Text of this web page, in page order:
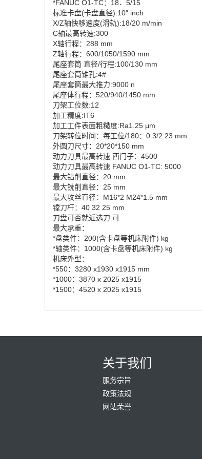
*FANUC O1-TC：18．5/15
标准卡盘(卡盘直径):10″ inch
X/Z轴快移速度(滑轨):18/20 m/min
C轴最高转速:300
X轴行程：288 mm
Z轴行程：600/1050/1590 mm
尾座套筒 直径/行程:100/130 mm
尾座套筒锥孔:4#
尾座套筒最大推力:9000 n
尾座体行程：520/940/1450 mm
刀架工位数:12
加工精度:IT6
加工工件表面粗糙度:Ra1.25 μm
刀架转位时间：每工位/180：0.3/2.23 mm
外圆刀尺寸：20*20*150 mm
动力刀具最高转速 西门子：4500
动力刀具最高转速 FANUC O1-TC: 5000
最大钻削直径：20 mm
最大铣削直径：25 mm
最大攻丝直径：M16*2 M24*1.5 mm
镗刀杆：40 32 25 mm
刀盘可否就近选刀:可
最大承重：
*盘类件：200(含卡盘等机床附件) kg
*轴类件：1000(含卡盘等机床附件) kg
机床外型：
*550：3280 x1930 x1915 mm
*1000：3870 x 2025 x1915
*1500：4520 x 2025 x1915
关于我们
服务宗旨
政策法规
网站荣誉